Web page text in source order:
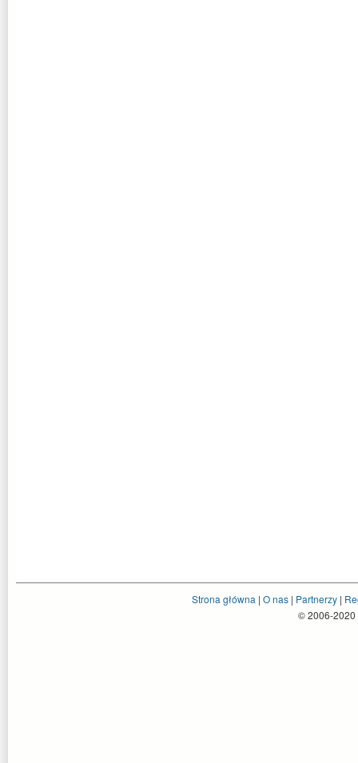
Strona główna | O nas| Partnerzy|
© 2006-2020